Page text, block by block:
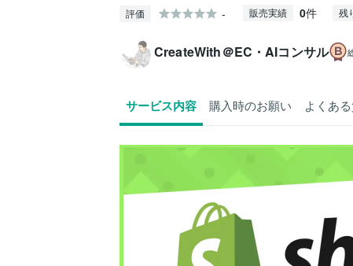
評価 - 販売実績 0件 残
CreateWith＠EC・AIコンサル
サービス内容 購入時のお願い よくあ